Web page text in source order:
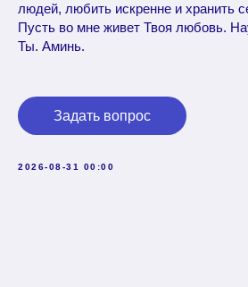
людей, любить искренне и хранить
Пусть во мне живет Твоя любовь.
Ты. Аминь.
Задать вопрос
2026-08-31 00:00